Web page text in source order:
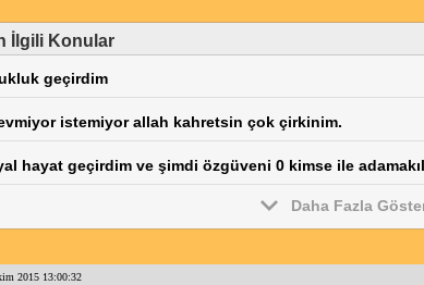
İlgili Konular
geçirdim
istemiyor allah kahretsin çok çirkinim.
hayat geçirdim ve şimdi özgüveni 0 kimse ile
Daha Fazla
2015 13:00:32